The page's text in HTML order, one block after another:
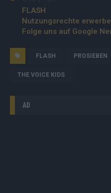
FLASH
Nutzungsrechte
Folge uns auf Google
FLASH PROSIEBEN
THE VOICE KIDS
AD